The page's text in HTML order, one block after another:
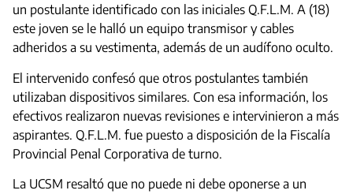
un postulante identificado con las iniciales Q.F.L.M. A (18)
este joven se le halló un equipo transmisor y cables
adheridos a su vestimenta, además de un audífono oculto.
El intervenido confesó que otros postulantes también
utilizaban dispositivos similares. Con esa información, los
efectivos realizaron nuevas revisiones e intervinieron a más
aspirantes. Q.F.L.M. fue puesto a disposición de la Fiscalía
Provincial Penal Corporativa de turno.
La UCSM resaltó que no puede ni debe oponerse a un